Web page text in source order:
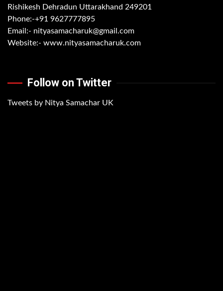
Rishikesh Dehradun Uttarakhand 249201
Phone:-+91 9627777895
Email:- nityasamacharuk@gmail.com
Website:- www.nityasamacharuk.com
Follow on Twitter
Tweets by Nitya Samachar UK